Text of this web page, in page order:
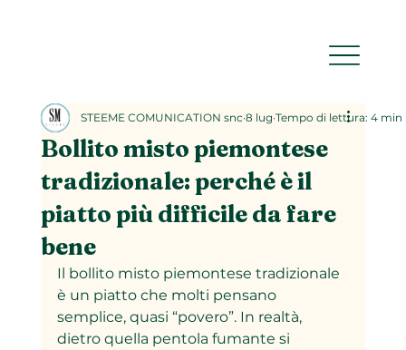
Bollito misto piemontese
tradizionale: perché è il
piatto più difficile da fare
bene
STEEME COMUNICATION snc 8 lug Tempo di lettura: 4 min
Il bollito misto piemontese tradizionale
è un piatto che molti pensano
semplice, quasi “povero”. In realtà,
dietro quella pentola fumante si